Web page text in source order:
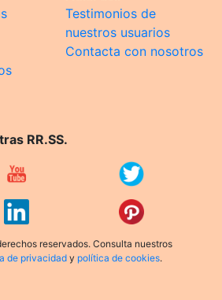
Testimonios de
nuestros usuarios
Contacta con nosotros
RR.SS.
reservados. Consulta nuestros
de privacidad y política de cookies.